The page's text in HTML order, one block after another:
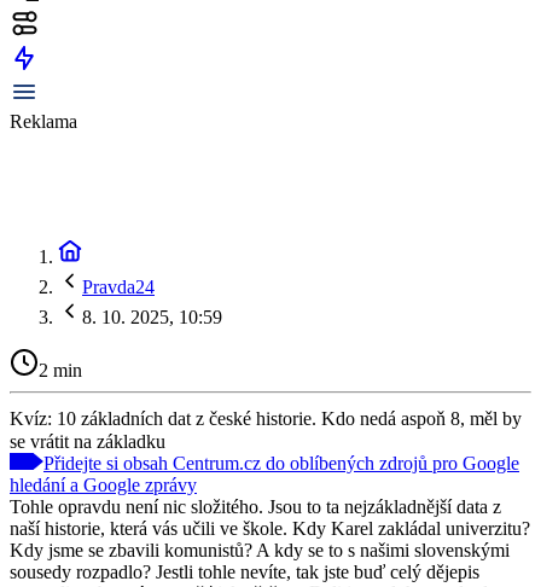
Reklama
Pravda24
8. 10. 2025, 10:59
2 min
Kvíz: 10 základních dat z české historie. Kdo nedá aspoň 8, měl by
se vrátit na základku
Přidejte si obsah Centrum.cz do oblíbených zdrojů pro Google
hledání a Google zprávy
Tohle opravdu není nic složitého. Jsou to ta nejzákladnější data z
naší historie, která vás učili ve škole. Kdy Karel zakládal univerzitu?
Kdy jsme se zbavili komunistů? A kdy se to s našimi slovenskými
sousedy rozpadlo? Jestli tohle nevíte, tak jste buď celý dějepis